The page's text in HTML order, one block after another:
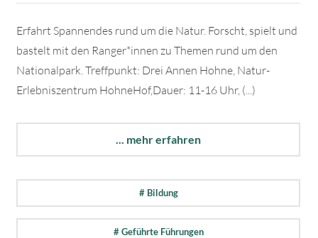
Erfahrt Spannendes rund um die Natur. Forscht, spielt und
bastelt mit den Ranger*innen zu Themen rund um den
Nationalpark. Treffpunkt: Drei Annen Hohne, Natur-
Erlebniszentrum HohneHof,Dauer: 11-16 Uhr, (...)
... mehr erfahren
# Bildung
# Geführte Führungen